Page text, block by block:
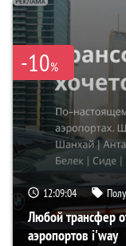
-10%
12:09:03
Любой трансфер
аэропортов i'way